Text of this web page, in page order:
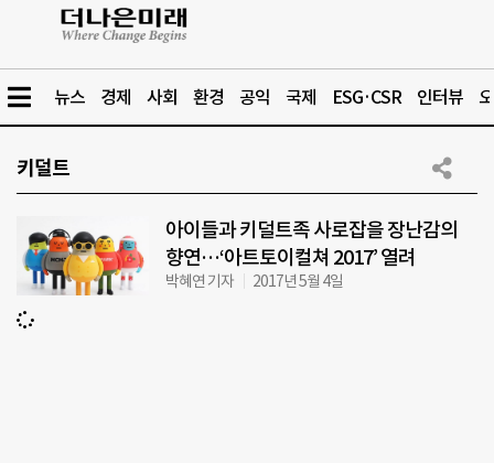
뉴스 경제 사회 환경 공익 국제 ESG·CSR 인터뷰
키덜트
아이들과 키덜트족 사로잡을 장난감의
향연…‘아트토이컬쳐 2017’ 열려
박혜연 기자 2017년 5월 4일